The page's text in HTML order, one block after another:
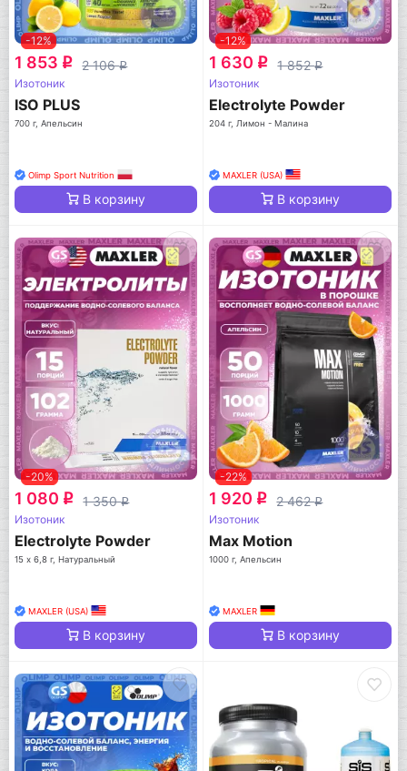
-12%
1 853 q 2 106q
Изотоник
ISO PLUS
700 г, Апельсин
Olimp Sport Nutrition
В корзину
-12%
1 630 q 1 852q
Изотоник
Electrolyte Powder
204 г, Лимон - Малина
MAXLER (USA)
В корзину
-20%
1 080 q 1 350q
Изотоник
Electrolyte Powder
15 х 6,8 г, Натуральный
MAXLER (USA)
В корзину
-22%
1 920 q 2 462q
Изотоник
Max Motion
1000 г, Апельсин
MAXLER
В корзину